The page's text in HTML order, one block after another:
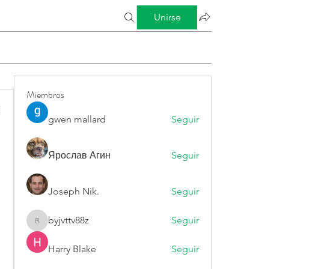
Unirse
Miembros
gwen mallard Seguir
Ярослав Агин Seguir
Joseph Nik. Seguir
byjvttv88z
byjvttv88z Seguir
Harry Blake Seguir